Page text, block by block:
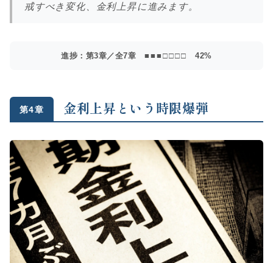
戒すべき変化、金利上昇に進みます。
進捗：第3章／全7章 ■■■□□□□ 42%
第4章 金利上昇という時限爆弾